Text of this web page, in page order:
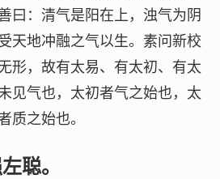
曰：清气是阳在上，浊气为阴
天地冲融之气以生。素问新校
形，故有太易、有太初、有太
见气也，太初者气之始也，太
质之始也。
聪。